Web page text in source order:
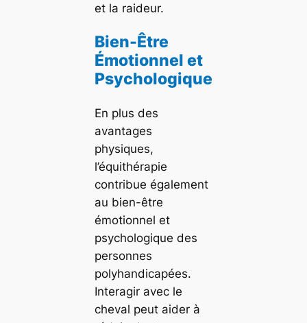
et la raideur.
Bien-Être
Émotionnel et
Psychologique
En plus des
avantages
physiques,
l’équithérapie
contribue également
au bien-être
émotionnel et
psychologique des
personnes
polyhandicapées.
Interagir avec le
cheval peut aider à